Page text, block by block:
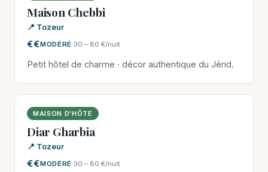
Maison Chebbi
📍 Tozeur
€€MODÉRÉ·30 – 80 €/nuit
Petit hôtel de charme · décor authentique du Jérid.
MAISON D'HÔTE
Diar Gharbia
📍 Tozeur
€€MODÉRÉ·30 – 80 €/nuit